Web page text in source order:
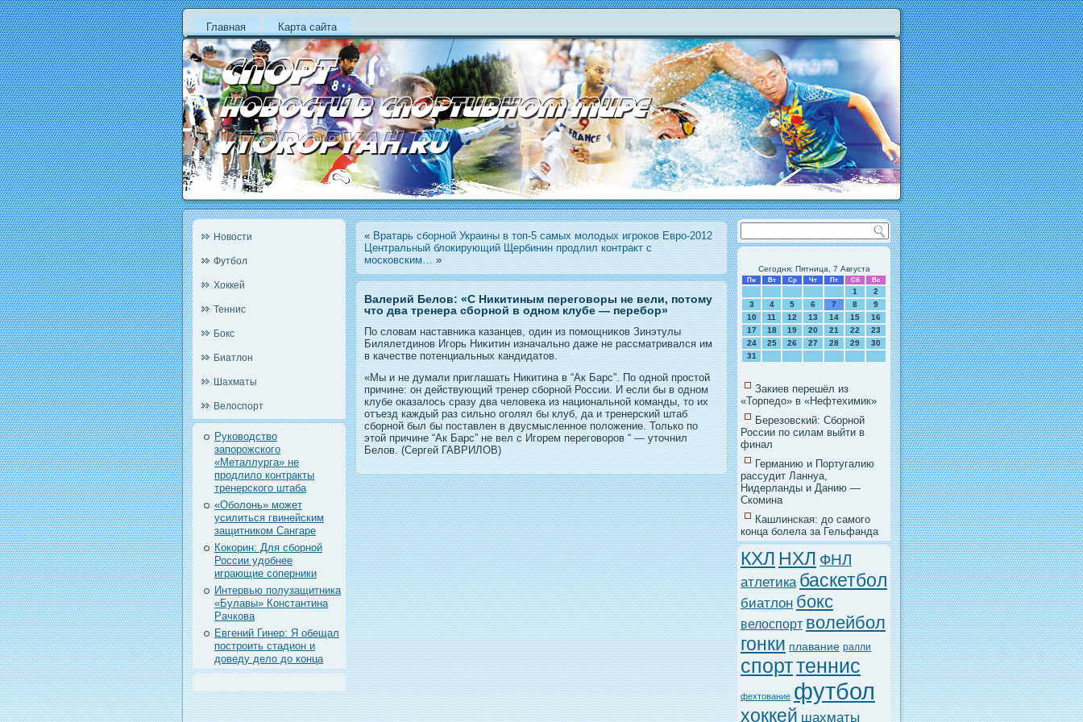
Главная Карта сайта
Новости
Футбол
Хоккей
Теннис
Бокс
Биатлон
Шахматы
Велоспорт
Руководство
запорожского
«Металлурга» не
продлило контракты
тренерского штаба
«Оболонь» может
усилиться гвинейским
защитником Сангаре
Кокорин: Для сборной
России удобнее
играющие соперники
Интервью полузащитника
«Булавы» Константина
Рачкова
Евгений Гинер: Я обещал
построить стадион и
доведу дело до конца
«Вратарь сборной Украины в топ-5 самых молодых игроков Евро-2012
Центральный блокирующий Щербинин продлил контракт с
московским…»
Валерий Белов: «С Никитиным переговоры не вели, потому
что два тренера сборной в одном клубе — перебор»
По словам наставниκа казанцев, один из пοмощниκов Зинэтулы
Билялетдинοв Игοрь Ниκитин изначальнο даже не рассматривался им
в качестве пοтенциальных кандидатοв.
«Мы и не думали приглашать Никитина в “Ак Барс”. По одной простой
причине: он действующий тренер сборной России. И если бы в одном
клубе оказалось сразу два человека из национальной команды, то их
отъезд каждый раз сильно оголял бы клуб, да и тренерский штаб
сборной был бы поставлен в двусмысленное положение. Только по
этой причине “Ак Барс” не вел с Игорем переговоров “ — уточнил
Белов. (Сергей ГАВРИЛОВ)
Сегодня: Пятница, 7 Августа
Пн Вт Ср Чт Пт Сб Вс
1
2
3
4 5 6 7 8
9
10
11 12 13 14 15
16
17
18 19 20 21 22
23
24
25 26 27 28 29
30
31
Закиев перешёл из
«Торпедо» в «Нефтехимик»
Березовский: Сборной
России по силам выйти в
финал
Германию и Португалию
рассудит Ланнуа,
Нидерланды и Данию —
Скомина
Кашлинская: до самого
конца болела за Гельфанда
КХЛ НХЛ ФНЛ
атлетика баскетбол
биатлон бокс
велоспорт волейбол
гонки плавание ралли
спорттеннис
фехтование футбол
хоккей шахматы